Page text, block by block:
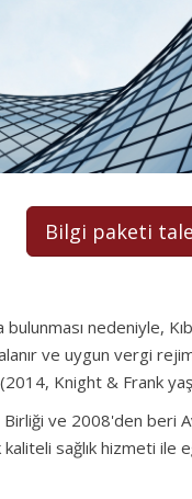
Bilgi paketi
nedeniyle,
ve uygun vergi
Knight & Frank
Birliği ve 2008'den
kaliteli sağlık hizmeti